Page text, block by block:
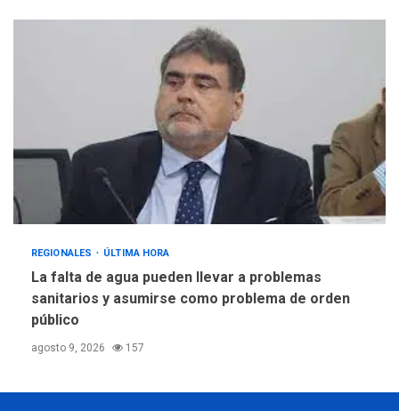
REGIONALES ÚLTIMA HORA
La falta de agua pueden llevar a problemas
sanitarios y asumirse como problema de orden
público
agosto 9, 2026 157